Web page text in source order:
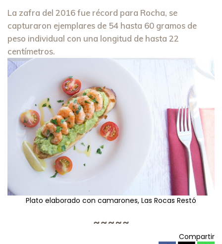
La zafra del 2016 fue récord para Rocha, se
capturaron ejemplares de 54 hasta 60 gramos de
peso individual con una longitud de hasta 22
centímetros.
Plato elaborado con camarones, Las Rocas Restó
Compartir